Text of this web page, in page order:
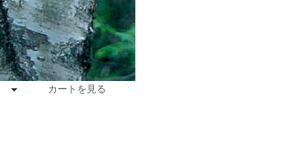
カートを見る